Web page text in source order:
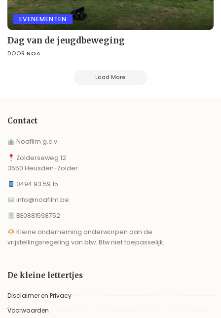
EVENEMENTEN
Dag van de jeugdbeweging
DOOR NOA
Load More
Contact
Noafilm g.c.v.
Zolderseweg 12
3550 Heusden-Zolder
0494 93 59 15
info@noafilm.be
BE0881598752
Kleine onderneming onderworpen aan de
vrijstellingsregeling van btw. Btw niet toepasselijk.
De kleine lettertjes
Disclaimer en Privacy
Voorwaarden